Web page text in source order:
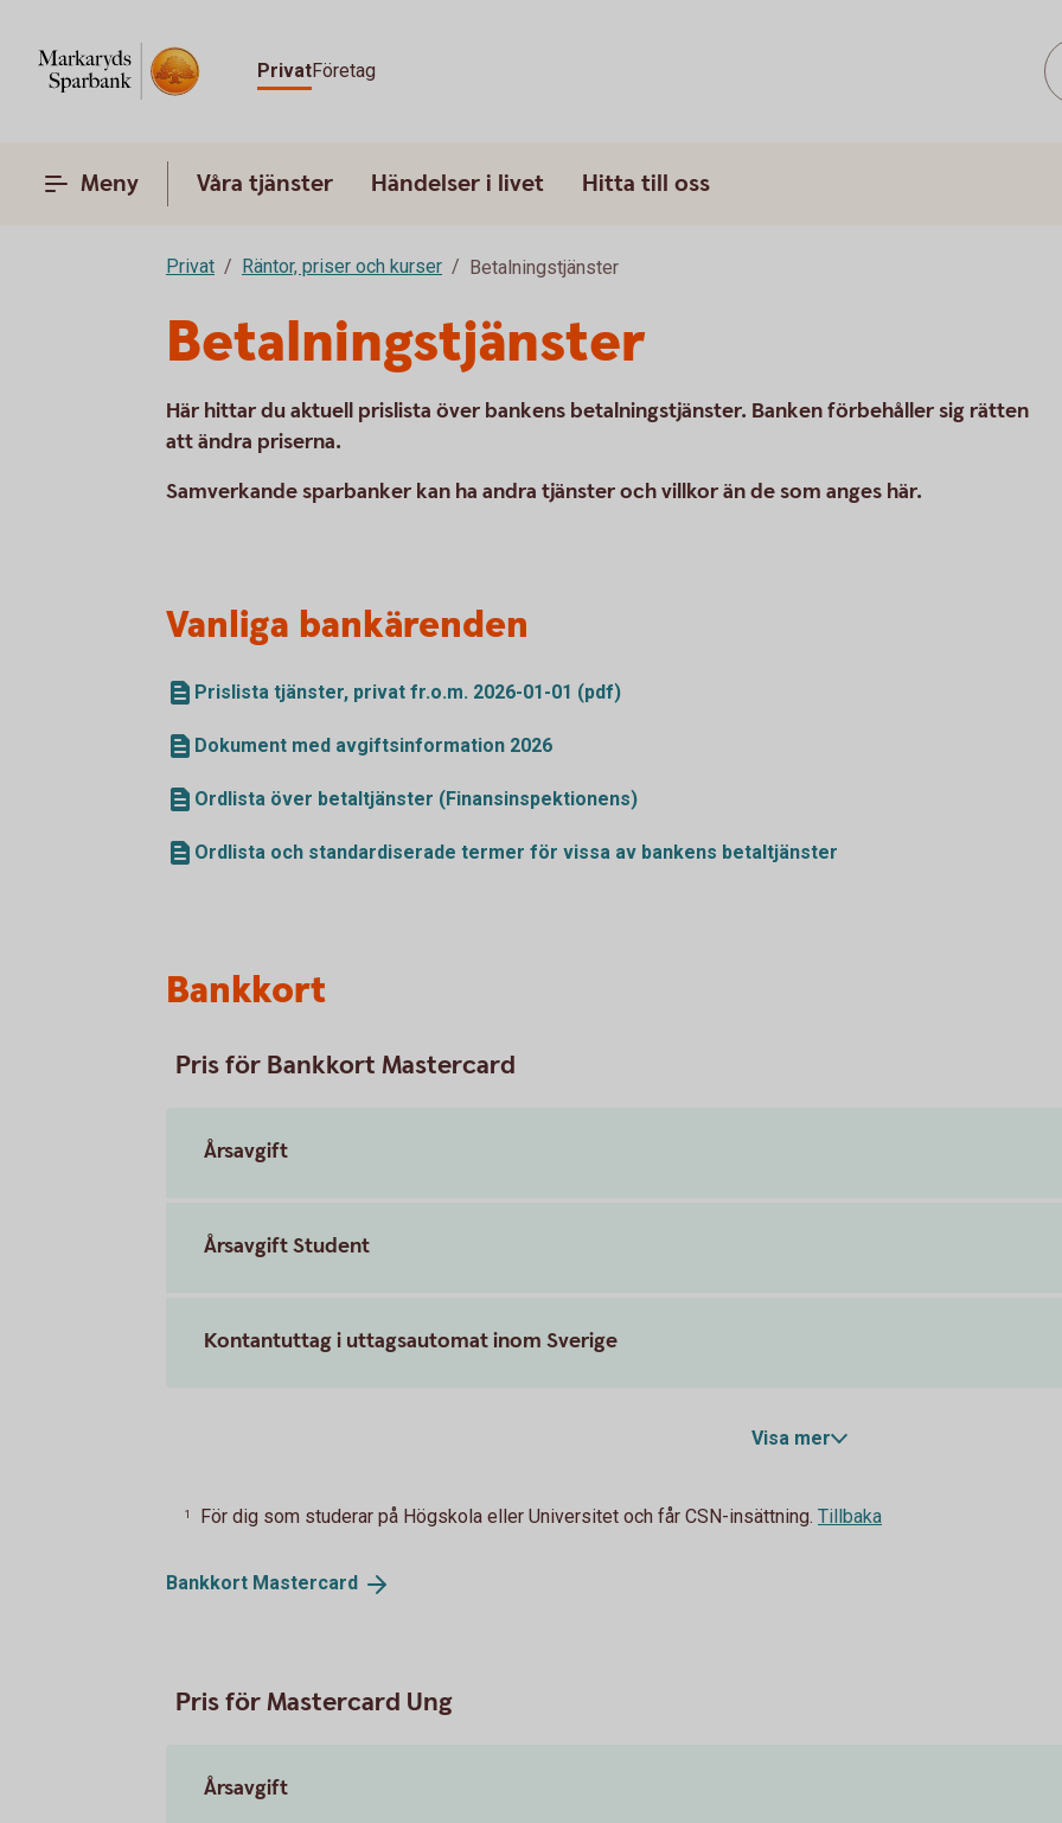
PrivatFöretag
Meny Våra tjänster Händelser i livet Hitta till oss
Privat Räntor, priser och kurser Betalningstjänster
Betalningstjänster
Här hittar du aktuell prislista över bankens betalningstjänster. Banken förbehåller sig rätten
att ändra priserna.
Samverkande sparbanker kan ha andra tjänster och villkor än de som anges här.
Vanliga bankärenden
Prislista tjänster, privat fr.o.m. 2026-01-01 (pdf)
Dokument med avgiftsinformation 2026
Ordlista över betaltjänster (Finansinspektionens)
Ordlista och standardiserade termer för vissa av bankens betaltjänster
Bankkort
Pris för Bankkort Mastercard
Årsavgift
Årsavgift Student
Kontantuttag i uttagsautomat inom Sverige
Visa mer
1 För dig som studerar på Högskola eller Universitet och får CSN-insättning. Tillbaka
Bankkort Mastercard
Pris för Mastercard Ung
Årsavgift